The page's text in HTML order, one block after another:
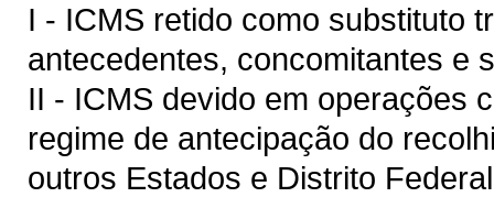
I - ICMS retido como substituto
antecedentes, concomitantes e
II - ICMS devido em operações
regime de antecipação do
outros Estados e Distrito